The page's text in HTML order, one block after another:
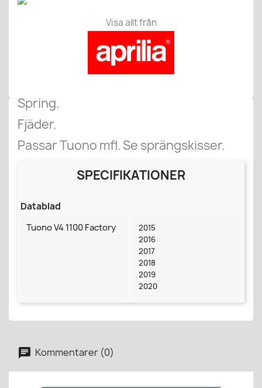
Visa allt från
Spring.
Fjäder.
Passar Tuono mfl. Se sprängskisser.
SPECIFIKATIONER
Datablad
Tuono V4 1100 Factory
2015
2016
2017
2018
2019
2020
Kommentarer (0)